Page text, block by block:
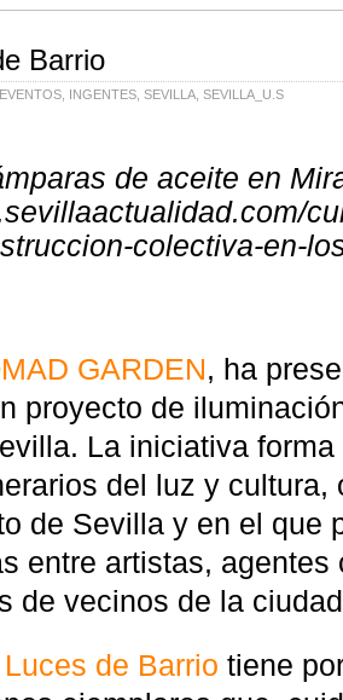
Barrio
EVENTOS INGENTES SEVILLA SEVILLA_U.S
de aceite en
colectiva-en-
GARDEN, ha
proyecto de
La iniciativa
del luz y cultura,
de Sevilla y en el que
entre artistas,
de vecinos de la
Luces de Barrio tiene